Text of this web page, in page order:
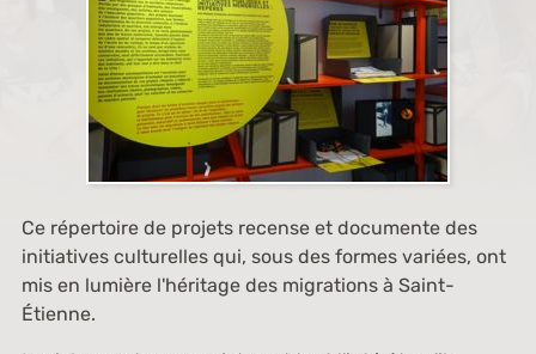
Ce répertoire de projets recense et documente des
initiatives culturelles qui, sous des formes variées, ont
mis en lumière l'héritage des migrations à Saint-
Étienne.